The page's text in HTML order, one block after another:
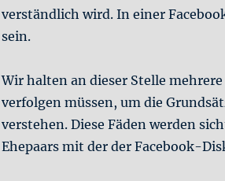
verständlich wird. In einer
sein.
Wir halten an dieser Stelle
verfolgen müssen, um die
verstehen. Diese Fäden werden
Ehepaars mit der der Facebook-